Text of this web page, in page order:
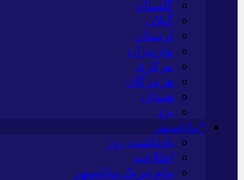
گلستان
گیلان
لرستان
مازندران
مرکزی
هرمزگان
همدان
یزد
*ماناسپهر
یادداشت روز
اطلاعیه
پیام تبریک ماناسپهر